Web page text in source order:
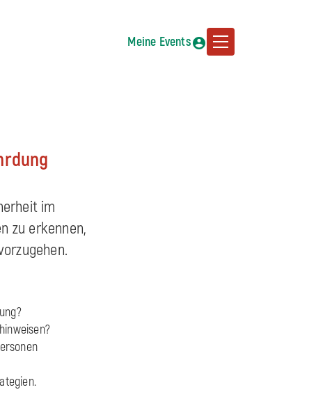
Meine Events
im
zu erkennen,